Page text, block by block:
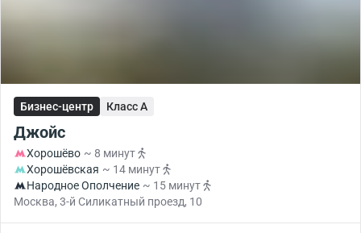
Бизнес-центр Класс A
Джойс
Хорошёво ~ 8 минут
Хорошёвская ~ 14 минут
Народное Ополчение ~ 15 минут
Москва, 3-й Силикатный проезд, 10